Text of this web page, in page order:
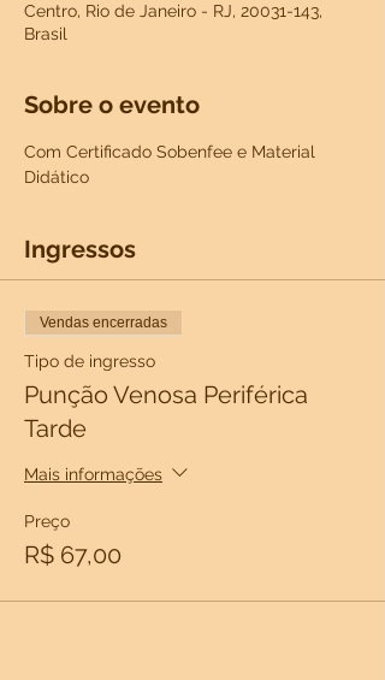
Centro, Rio de Janeiro - RJ, 20031-143,
Brasil
Sobre o evento
Com Certificado Sobenfee e Material
Didático
Ingressos
Vendas encerradas
Tipo de ingresso
Punção Venosa Periférica
Tarde
Mais informações
Preço
R$ 67,00